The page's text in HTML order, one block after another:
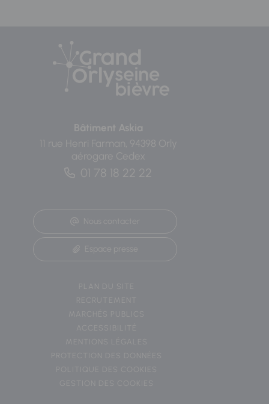
Bâtiment Askia
11 rue Henri Farman, 94398 Orly
aérogare Cedex
01 78 18 22 22
Nous contacter
Espace presse
PLAN DU SITE
RECRUTEMENT
MARCHÉS PUBLICS
ACCESSIBILITÉ
MENTIONS LÉGALES